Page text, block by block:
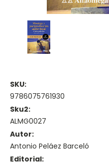
SKU:
9786075761930
Sku2:
ALMG0027
Autor:
Antonio Peláez Barceló
Editorial: